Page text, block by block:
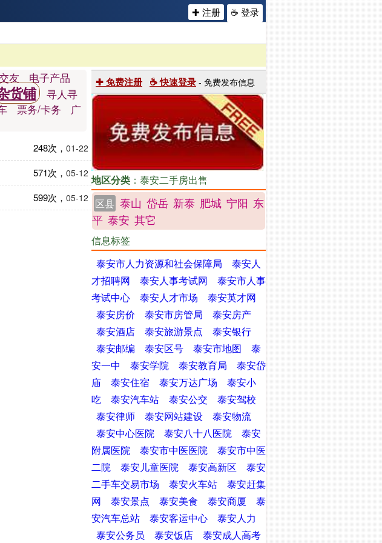
☕ 登录
✚ 注册
✚ 免费注册 ☕ 快速登录 - 免费发布信息
地区分类 ：泰安二手房出售
区县 泰山 岱岳 新泰 肥城 宁阳 东
平 泰安 其它
信息标签
泰安市人力资源和社会保障局
泰安人
才招聘网
泰安人事考试网
泰安市人事
考试中心
泰安人才市场
泰安英才网
泰安房价
泰安市房管局
泰安房产
泰安酒店
泰安旅游景点
泰安银行
泰安邮编
泰安区号 泰安市地图
泰
安一中
泰安学院 泰安教育局
泰安岱
庙
泰安住宿 泰安万达广场
泰安小
吃
泰安汽车站 泰安公交
泰安驾校
泰安律师
泰安网站建设
泰安物流
泰安中心医院
泰安八十八医院
泰安
附属医院
泰安市中医医院
泰安市中医
二院
泰安儿童医院 泰安高新区
泰安
二手车交易市场
泰安火车站
泰安赶集
网
泰安景点 泰安美食 泰安商厦
泰
安汽车总站
泰安客运中心
泰安人力
泰安公务员
泰安饭店 泰安成人高考
友
电子产品
货铺
寻人寻
票务/卡务
广
01-22
248次，
05-12
571次，
05-12
599次，